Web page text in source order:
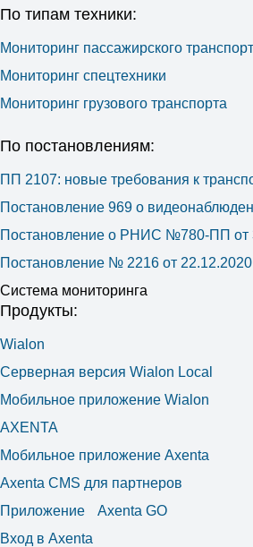
По типам техники:
Мониторинг пассажирского
Мониторинг спецтехники
Мониторинг грузового транспорта
По постановлениям:
ПП 2107: новые требования к
Постановление 969 о
Постановление о РНИС №780-ПП от
Постановление № 2216 от 22.12.2020
Система мониторинга
Продукты:
Wialon
Серверная версия Wialon Local
Мобильное приложение Wialon
AXENTA
Мобильное приложение Axenta
Axenta CMS для партнеров
Приложение Axenta GO
Вход в Axenta